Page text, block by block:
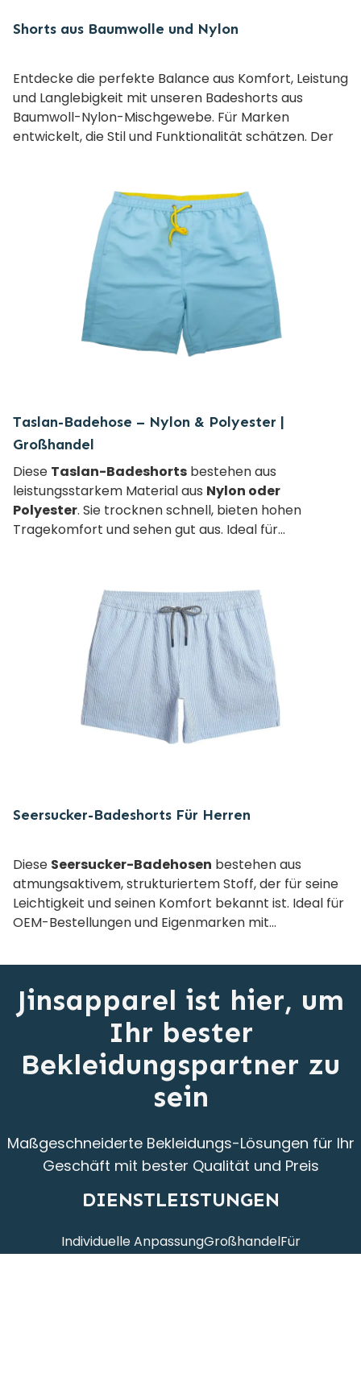
Shorts aus Baumwolle und Nylon
Entdecke die perfekte Balance aus Komfort, Leistung
und Langlebigkeit mit unseren Badeshorts aus
Baumwoll-Nylon-Mischgewebe. Für Marken
entwickelt, die Stil und Funktionalität schätzen. Der
Sowohl für Freizeit als auch sportliche Aktivitäten
geeignet – ideal für Eigenmarken, Resort-
Kollektionen oder Großhandelsbestellungen. Ob
Strandmode, Surfbekleidung oder Sommer-Basics:
Dieses Produkt ist die perfekte Grundlage für die
individuelle Markenidentität.
Taslan-Badehose – Nylon & Polyester |
Großhandel
Diese Taslan-Badeshorts bestehen aus
leistungsstarkem Material aus Nylon oder
Polyester. Sie trocknen schnell, bieten hohen
Tragekomfort und sehen gut aus. Ideal für
Seersucker-Badeshorts Für Herren
Diese Seersucker-Badehosen bestehen aus
atmungsaktivem, strukturiertem Stoff, der für seine
Leichtigkeit und seinen Komfort bekannt ist. Ideal für
OEM-Bestellungen und Eigenmarken mit
Jinsapparel ist hier, um
Ihr bester
Bekleidungspartner zu
sein
Maßgeschneiderte Bekleidungs-Lösungen für Ihr
Geschäft mit bester Qualität und Preis
DIENSTLEISTUNGEN
Individuelle AnpassungGroßhandelFür